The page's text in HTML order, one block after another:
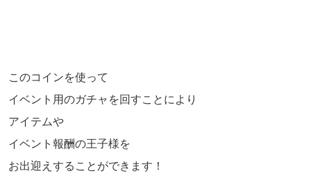
このコインを使って
イベント用のガチャを回すことにより
アイテムや
イベント報酬の王子様を
お出迎えすることができます！